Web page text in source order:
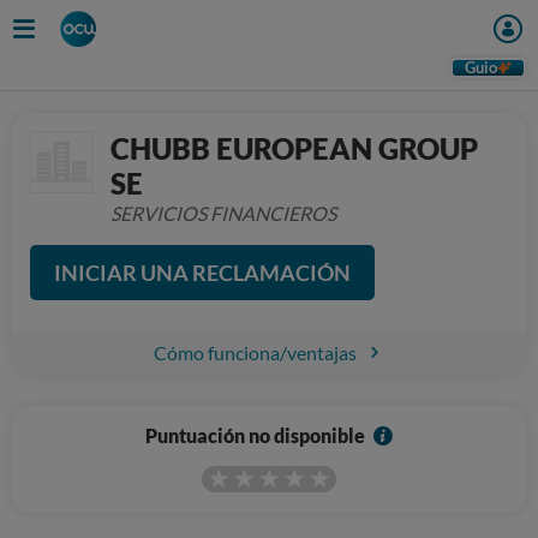
Guio
CHUBB EUROPEAN GROUP
SE
SERVICIOS FINANCIEROS
INICIAR UNA RECLAMACIÓN
Cómo funciona/ventajas
Puntuación no disponible
I